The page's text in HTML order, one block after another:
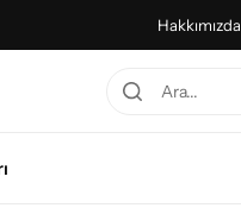
Hakkımızda